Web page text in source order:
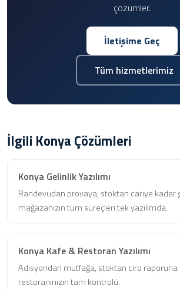
çözümler.
İletişime Geç
Tüm hizmetlerimiz
İlgili Konya Çözümleri
Konya Gelinlik Yazılımı
Randevudan provaya, stoktan cariye kadar
mağazanızın tüm süreçleri tek yazılımda.
Konya Kafe & Restoran Yazılımı
Adisyondan mutfağa, stoktan ciro raporuna
restoranınızın tam kontrolü.